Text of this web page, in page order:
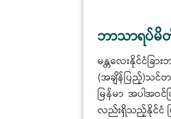
ဘာသာရပ်မိ
မန္တလေးနိုင်ငံခ
(အချိန်ပြည့်)သင်
မြန်မာ အပါအဝ
လည်းရှိသည့်နိုင်ငံ ဖ